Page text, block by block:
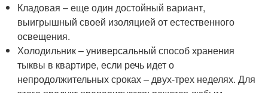
Кладовая – еще один достойный вариант,
выигрышный своей изоляцией от естественного
освещения.
Холодильник – универсальный способ хранения
тыквы в квартире, если речь идет о
непродолжительных сроках – двух-трех неделях. Для